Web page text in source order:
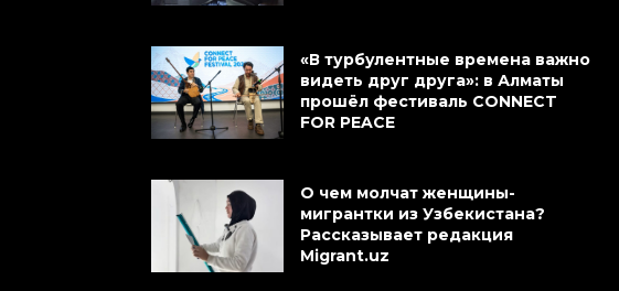
«В турбулентные времена важно
видеть друг друга»: в Алматы
прошёл фестиваль CONNECT
FOR PEACE
О чем молчат женщины-
мигрантки из Узбекистана?
Рассказывает редакция
Migrant.uz